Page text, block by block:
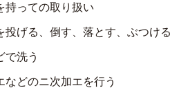
持っての取り扱い
投げる、倒す、落とす、ぶつける
で洗う
などのニ次加エを行う